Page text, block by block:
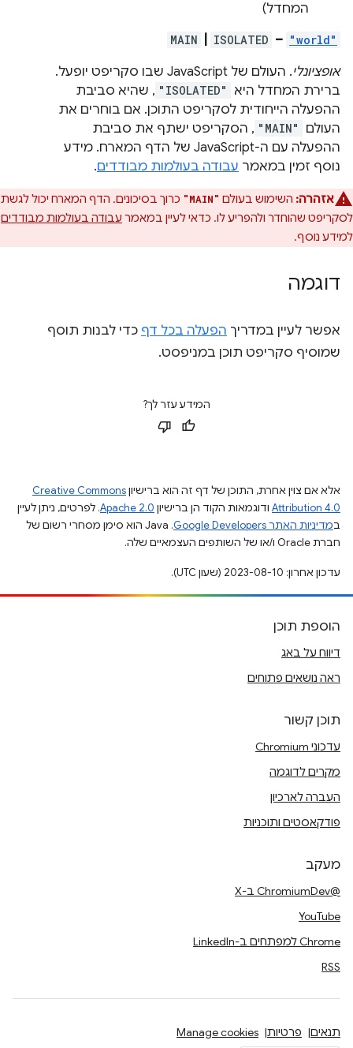
המחדל)
"world"
–
ISOLATED
MAIN
אופציונלי
. העולם של JavaScript שבו סקריפט יופעל.
ברירת המחדל היא
"ISOLATED" , שהיא סביבת
ההפעלה הייחודית לסקריפט התוכן. אם בוחרים את
העולם
"MAIN" , הסקריפט ישתף את סביבת
ההפעלה עם ה-JavaScript של הדף המארח. מידע
נוסף זמין במאמר עבודה בעולמות מבודדים.
אזהרה: השימוש בעולם "MAIN" כרוך בסיכונים. הדף המארח יכול לגשת
לסקריפט שהוחדר ולהפריע לו. כדאי לעיין במאמר עבודה בעולמות מבודדים
למידע נוסף.
דוגמה
אפשר לעיין במדריך הפעלה בכל דף כדי לבנות תוסף
שמוסיף סקריפט תוכן במניפסט.
המידע עזר לך?
אלא אם צוין אחרת, התוכן של דף זה הוא ברישיוןCreative Commons
Attribution 4.0 ודוגמאות הקוד הן ברישיון Apache 2.0. לפרטים, ניתן לעיין
במדיניות האתר Google Developers‏
.‏ Java הוא סימן מסחרי רשום של
חברת Oracle ו/או של השותפים העצמאיים שלה.
עדכון אחרון: 2023-08-10 (שעון UTC).
הוספת תוכן
דיווח על באג
ראה נושאים פתוחים
תוכן קשור
עדכוני Chromium
מקרים לדוגמה
העברה לארכיון
פודקאסטים ותוכניות
מעקב
@ChromiumDev ב-X
YouTube
Chrome למפתחים ב-LinkedIn
RSS
תנאים פרטיות Manage cookies